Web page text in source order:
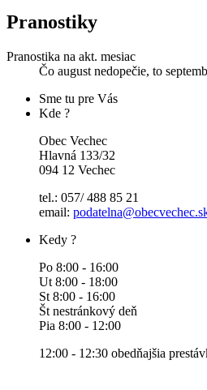
Pranostiky
Pranostika na akt. mesiac
Čo august nedopečie, to
Sme tu pre Vás
Kde ?
Obec Vechec
Hlavná 133/32
094 12 Vechec
tel.: 057/ 488 85 21
email:
Kedy ?
Po 8:00 - 16:00
Ut 8:00 - 18:00
St 8:00 - 16:00
Št nestránkový deň
Pia 8:00 - 12:00
12:00 - 12:30 obedňajšia